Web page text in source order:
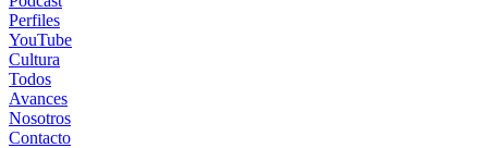
Perfiles
YouTube
Cultura
Todos
Avances
Nosotros
Contacto